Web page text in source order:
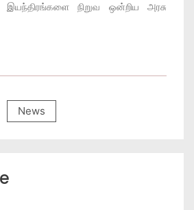
இயந்திரங்களை நிறுவ ஒன்றிய அரசு
News